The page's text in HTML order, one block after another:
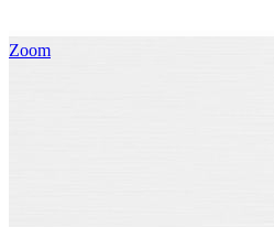
Zoom